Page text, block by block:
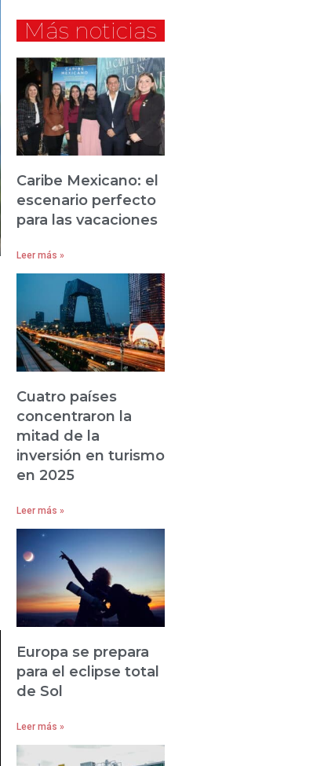
Más noticias
Caribe Mexicano: el
escenario perfecto
para las vacaciones
Leer más »
Cuatro países
concentraron la
mitad de la
inversión en turismo
en 2025
Leer más »
Europa se prepara
para el eclipse total
de Sol
Leer más »